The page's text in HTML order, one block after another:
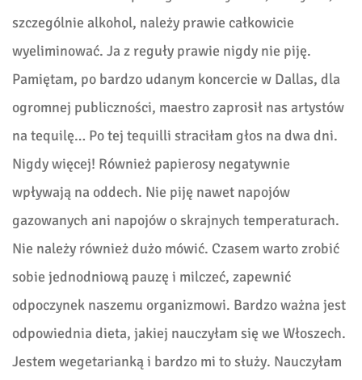
szczególnie alkohol, należy prawie całkowicie
wyeliminować. Ja z reguły prawie nigdy nie piję.
Pamiętam, po bardzo udanym koncercie w Dallas, dla
ogromnej publiczności, maestro zaprosił nas artystów
na tequilę… Po tej tequilli straciłam głos na dwa dni.
Nigdy więcej! Również papierosy negatywnie
wpływają na oddech. Nie piję nawet napojów
gazowanych ani napojów o skrajnych temperaturach.
Nie należy również dużo mówić. Czasem warto zrobić
sobie jednodniową pauzę i milczeć, zapewnić
odpoczynek naszemu organizmowi. Bardzo ważna jest
odpowiednia dieta, jakiej nauczyłam się we Włoszech.
Jestem wegetarianką i bardzo mi to służy. Nauczyłam